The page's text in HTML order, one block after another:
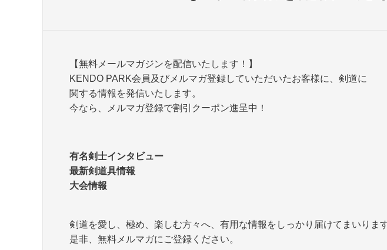
【無料メールマガジンを配信いたします！】
KENDO PARK会員及びメルマガ登録していただいたお客様に、剣道に
関する情報を発信いたします。
今なら、メルマガ登録で割引クーポン進呈中！
有名剣士インタビュー
最新剣道具情報
大会情報
剣道を愛し、極め、楽しむ方々へ、有用な情報をしっかり届けてまいります
是非、無料メルマガにご登録ください。